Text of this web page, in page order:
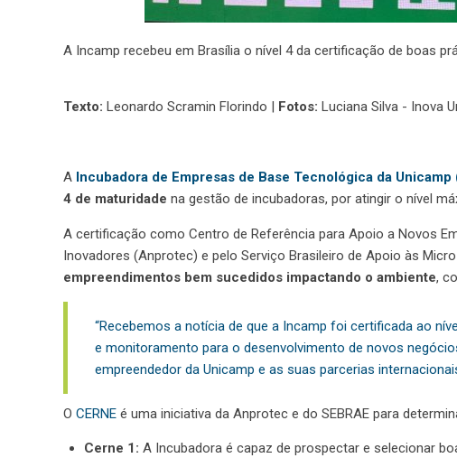
A Incamp recebeu em Brasília o nível 4 da certificação de boas
Texto: Leonardo Scramin Florindo | Fotos: Luciana Silva - Inova
A Incubadora de Empresas de Base Tecnológica da Unicamp
4 de maturidade na gestão de incubadoras, por atingir o nível
A certificação como Centro de Referência para Apoio a Novos
Inovadores (Anprotec) e pelo Serviço Brasileiro de Apoio às
empreendimentos bem sucedidos impactando o ambiente,
“Recebemos a notícia de que a Incamp foi certificada ao
e monitoramento para o desenvolvimento de novos
empreendedor da Unicamp e as suas parcerias
O CERNE é uma iniciativa da Anprotec e do SEBRAE para
Cerne 1: A Incubadora é capaz de prospectar e selecionar